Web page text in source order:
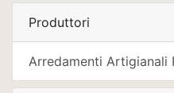
Produttori
Arredamenti Artigianali